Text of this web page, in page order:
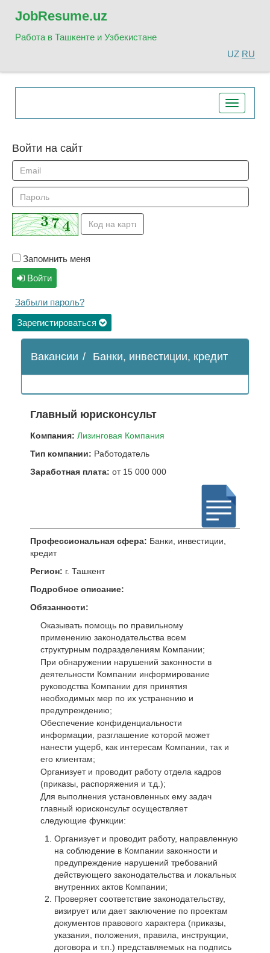
JobResume.uz
Работа в Ташкенте и Узбекистане
UZ RU
Toggle
navigation
Войти на сайт
Запомнить меня
Войти
Забыли пароль?
Зарегистироваться
Вакансии / Банки, инвестиции, кредит
Главный юрисконсульт
Компания: Лизинговая Компания
Тип компании: Работодатель
Заработная плата: от 15 000 000
Профессиональная сфера: Банки, инвестиции,
кредит
Регион: г. Ташкент
Подробное описание:
Обязанности:
Оказывать помощь по правильному
применению законодательства всем
структурным подразделениям Компании;
При обнаружении нарушений законности в
деятельности Компании информирование
руководства Компании для принятия
необходимых мер по их устранению и
предупреждению;
Обеспечение конфиденциальности
информации, разглашение которой может
нанести ущерб, как интересам Компании, так и
его клиентам;
Организует и проводит работу отдела кадров
(приказы, распоряжения и т.д.);
Для выполнения установленных ему задач
главный юрисконсульт осуществляет
следующие функции:
Организует и проводит работу, направленную
на соблюдение в Компании законности и
предупреждение нарушений требований
действующего законодательства и локальных
внутренних актов Компании;
Проверяет соответствие законодательству,
визирует или дает заключение по проектам
документов правового характера (приказы,
указания, положения, правила, инструкции,
договора и т.п.) представляемых на подпись